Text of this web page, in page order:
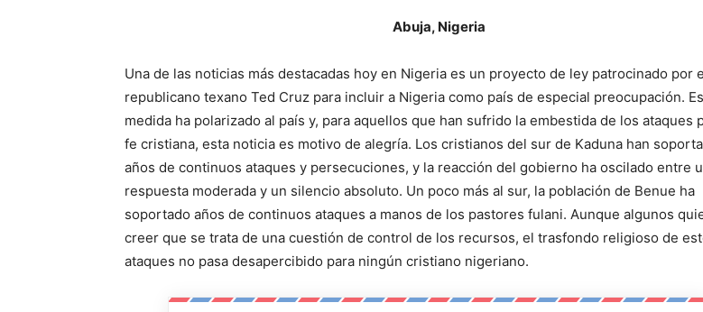
Abuja, Nigeria
Una de las noticias más destacadas hoy en Nigeria es un proyecto de ley patrocinado por
republicano texano Ted Cruz para incluir a Nigeria como país de especial preocupación.
medida ha polarizado al país y, para aquellos que han sufrido la embestida de los ataques
fe cristiana, esta noticia es motivo de alegría. Los cristianos del sur de Kaduna han
años de continuos ataques y persecuciones, y la reacción del gobierno ha oscilado entre
respuesta moderada y un silencio absoluto. Un poco más al sur, la población de Benue ha
soportado años de continuos ataques a manos de los pastores fulani. Aunque algunos
creer que se trata de una cuestión de control de los recursos, el trasfondo religioso de
ataques no pasa desapercibido para ningún cristiano nigeriano.